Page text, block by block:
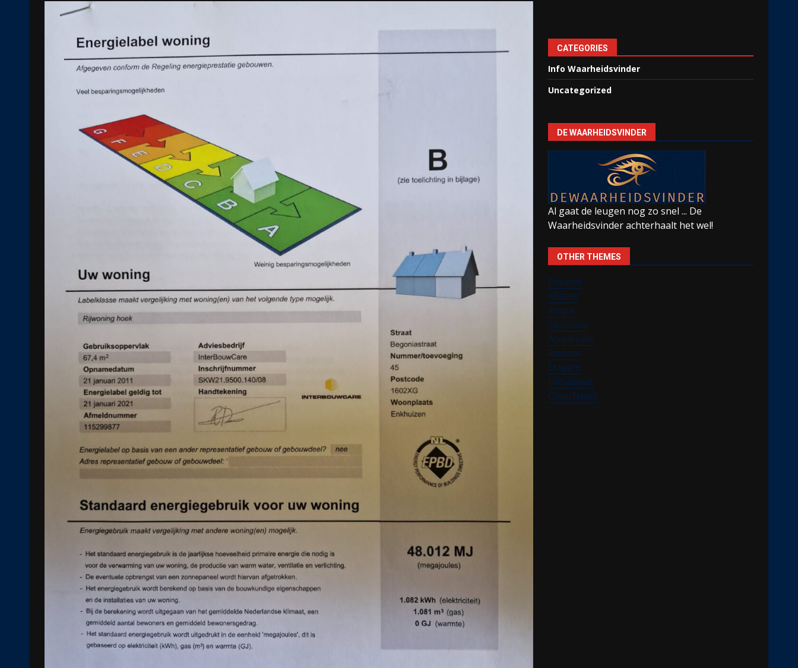
CATEGORIES
Info Waarheidsvinder
Uncategorized
DE WAARHEIDSVINDER
Al gaat de leugen nog zo snel ... De
Waarheidsvinder achterhaalt het wel!
OTHER THEMES
Envince
eStore
Ample
Spacious
Accelerate
Radiate
Esteem
Himalayas
ColorNews